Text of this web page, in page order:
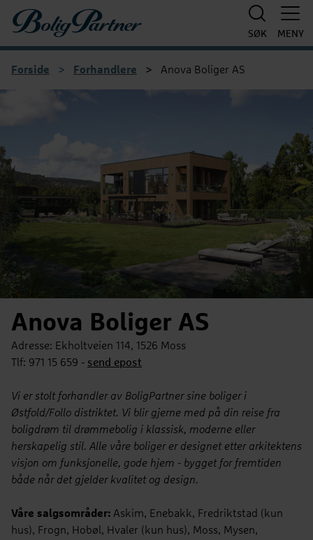
Boligpartner
SØK MENY
Forside > Forhandlere > Anova Boliger AS
Anova Boliger AS
Adresse: Ekholtveien 114, 1526 Moss
Tlf: 971 15 659 - send epost
Vi er stolt forhandler av BoligPartner sine boliger i
Østfold/Follo distriktet. Vi blir gjerne med på din reise fra
boligdrøm til drømmebolig i klassisk, moderne eller
herskapelig stil. Alle våre boliger er designet etter arkitektens
visjon om funksjonelle, gode hjem - bygget for fremtiden
både når det gjelder kvalitet og design.
Våre salgsområder: Askim, Enebakk, Fredriktstad (kun
hus), Frogn, Hobøl, Hvaler (kun hus), Moss, Mysen,